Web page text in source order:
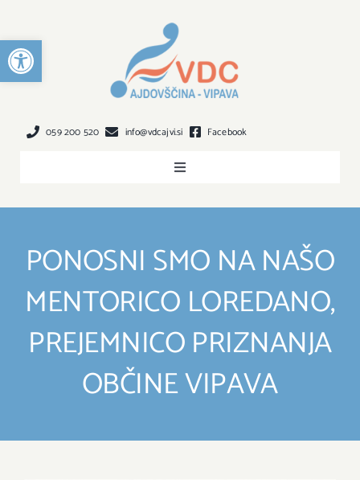
Open toolbar
na
vsebino
059 200 520 info@vdcajvi.si Facebook
Toggle
O NAS
DEJAVNOST
VKLJUČITEV
PONOSNI SMO NA NAŠO
MENTORICO LOREDANO,
PREJEMNICO PRIZNANJA
OBČINE VIPAVA